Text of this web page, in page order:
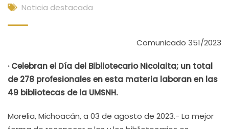
Noticia destacada
Comunicado 351/2023
· Celebran el Día del Bibliotecario Nicolaita; un total
de 278 profesionales en esta materia laboran en las
49 bibliotecas de la UMSNH.
Morelia, Michoacán, a 03 de agosto de 2023.- La mejor